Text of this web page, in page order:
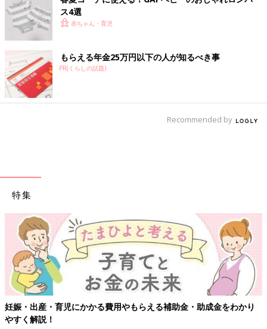
ス4選
赤ちゃん・育児
もらえる年金25万円以下の人が知るべき事
PR(くらしの話題)
Recommended by
特集
【ワクチン接種できるものも】妊婦の感染症対策、知っておいて